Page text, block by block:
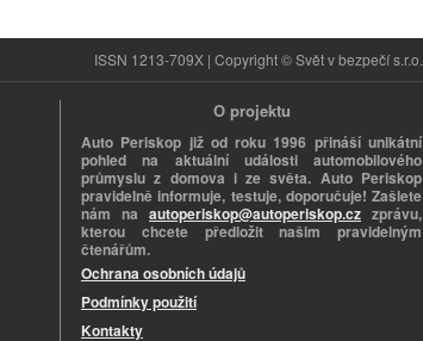
ISSN 1213-709X | Copyright © Svět v bezpečí s.r.o.
O projektu
Auto Periskop již od roku 1996 přináší unikátní
pohled na aktuální události automobilového
průmyslu z domova i ze světa. Auto Periskop
pravidelně informuje, testuje, doporučuje! Zašlete
nám na autoperiskop@autoperiskop.cz zprávu,
kterou chcete předložit našim pravidelným
čtenářům.
Ochrana osobních údajů
Podmínky použití
Kontakty